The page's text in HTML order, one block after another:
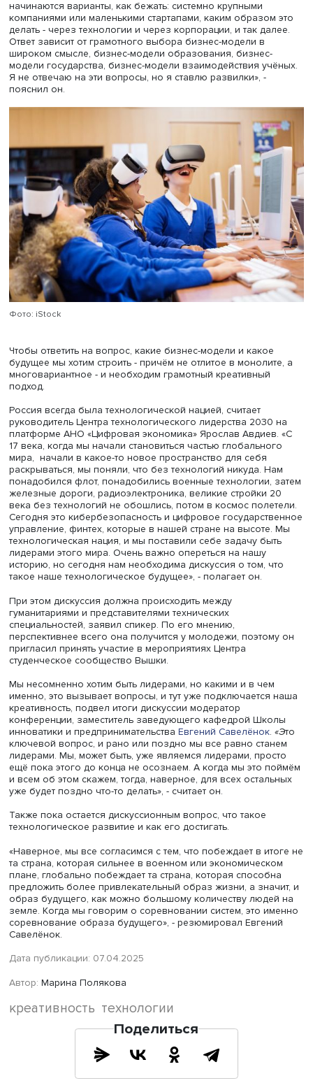
заделу, к подготовке кадров, к подготовке
преподавательского состава», - сказал он.
Он рассказал, что в Вышке проводятся форсайт-
исследования крупных корпораций, в том числе с
госучастием, были разработаны и утверждены
рекомендации по их проведению.
Инструмент форсайта уже хорошо себя
особенно, форсайт, связанный с креативностью,
директор Центра научно-технологического
Александр Чулок. Он напомнил, что базовое понятие,
утвержденное в Концепции технологического
это технологический суверенитет. Основные
научно-технологического развития совпадают у
стран. «Вопрос не в том, куда бежать - мы каким-то
его уже очертили, а в том, кто быстрее добежит. И вот
начинаются варианты, как бежать: системно крупными
компаниями или маленькими стартапами, каким
делать - через технологии и через корпорации, и так
Ответ зависит от грамотного выбора бизнес-модели в
широком смысле, бизнес-модели образования, бизнес-
модели государства, бизнес-модели взаимодействия
Фото: iStock
Чтобы ответить на вопрос, какие бизнес-модели и
будущее мы хотим строить - причём не отлитое в
многовариантное - и необходим грамотный креативный
подход.
Россия всегда была технологической нацией, считает
руководитель Центра технологического лидерства
платформе АНО «Цифровая экономика» Ярослав
17 века, когда мы начали становиться частью
мира, начали в какое-то новое пространство для себя
раскрываться, мы поняли, что без технологий никуда.
понадобился флот, понадобились военные
века без технологий не обошлись, потом в космос
Сегодня это кибербезопасность и цифровое
технологическая нация, и мы поставили себе задачу
лидерами этого мира. Очень важно опереться на нашу
историю, но сегодня нам необходима дискуссия о том,
такое наше технологическое будущее», - полагает он.
При этом дискуссия должна происходить между
гуманитариями и представителями технических
специальностей, заявил спикер. По его мнению,
перспективнее всего она получится у молодежи,
пригласил принять участие в мероприятиях Центра
именно, это вызывает вопросы, и тут уже
креативность, подвел итоги дискуссии модератор
конференции, заместитель заведующего кафедрой
инноватики и предпринимательстваЕвгений Савелёнок